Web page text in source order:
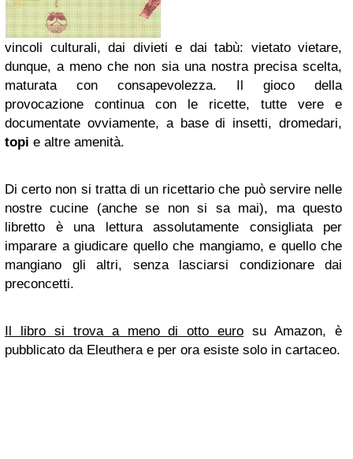
vincoli culturali, dai divieti e dai tabù: vietato vietare,
dunque, a meno che non sia una nostra precisa scelta,
maturata con consapevolezza. Il gioco della
provocazione continua con le ricette, tutte vere e
documentate ovviamente, a base di insetti, dromedari,
topi e altre amenità.
Di certo non si tratta di un ricettario che può servire nelle
nostre cucine (anche se non si sa mai), ma questo
libretto è una lettura assolutamente consigliata per
imparare a giudicare quello che mangiamo, e quello che
mangiano gli altri, senza lasciarsi condizionare dai
preconcetti.
Il libro si trova a meno di otto euro su Amazon, è
pubblicato da Eleuthera e per ora esiste solo in cartaceo.